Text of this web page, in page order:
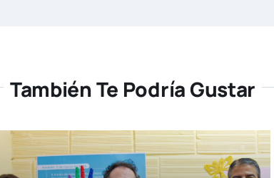
También Te Podría Gustar